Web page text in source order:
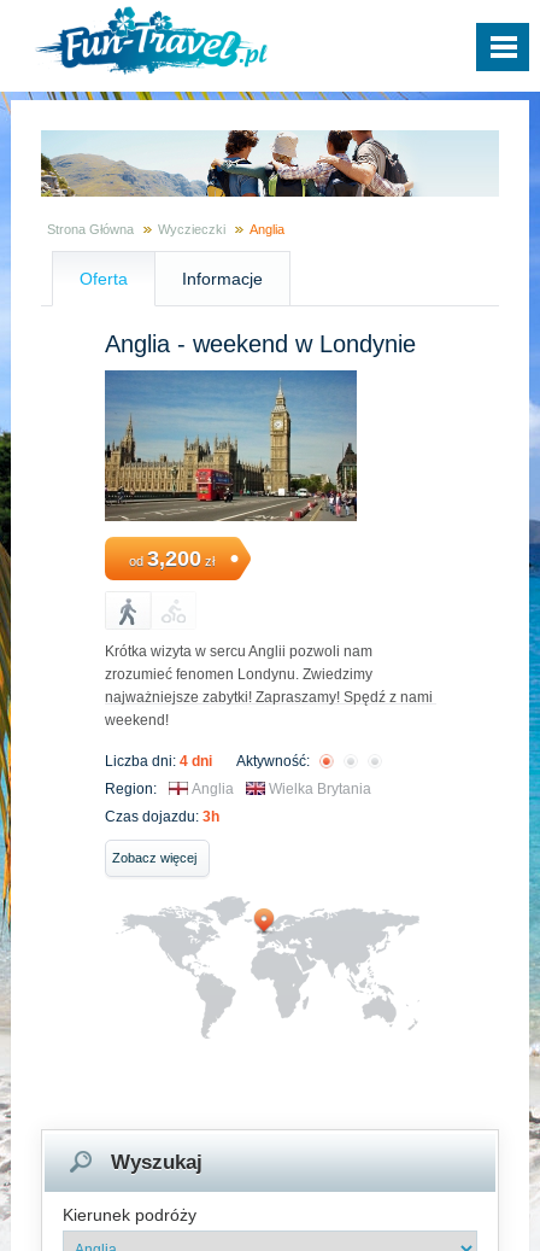
Strona Główna Wyczieczki Anglia
Oferta Informacje
Anglia - weekend w Londynie
od 3,200zł
Krótka wizyta w sercu Anglii pozwoli nam
zrozumieć fenomen Londynu. Zwiedzimy
najważniejsze zabytki! Zapraszamy! Spędź z nami
weekend!
Liczba dni: 4 dni
Aktywność:
Region:
Anglia
Wielka Brytania
Czas dojazdu: 3h
Zobacz więcej
Wyszukaj
Kierunek podróży